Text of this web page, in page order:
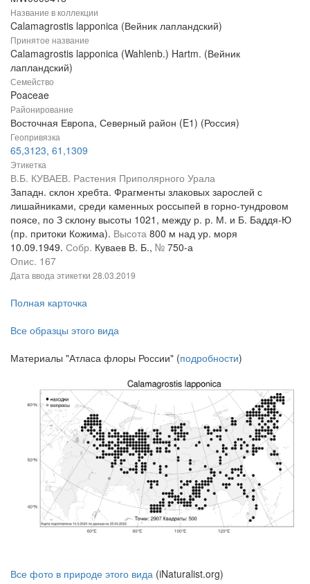
Название в коллекции
Calamagrostis lapponica (Вейник лапландский)
Принятое название
Calamagrostis lapponica (Wahlenb.) Hartm. (Вейник
лапландский)
Семейство
Poaceae
Районирование
Восточная Европа, Северный район (E1) (Россия)
Геопривязка
65,3123, 61,1309
Этикетка
В.Б. КУВАЕВ. Растения Приполярного Урала
Западн. склон хребта. Фрагменты злаковых зарослей с
лишайниками, среди каменных россыпей в горно-тундровом
поясе, по З склону высоты 1021, между р. р. М. и Б. Баддя-Ю
(пр. притоки Кожима). Высота 800 м над ур. моря
10.09.1949. Собр. Куваев В. Б., № 750-а
Опис. 167
Дата ввода этикетки 28.03.2019
Полная карточка
Все образцы этого вида
Материалы "Атласа флоры России" (подробности)
Все фото в природе этого вида (iNaturalist.org)